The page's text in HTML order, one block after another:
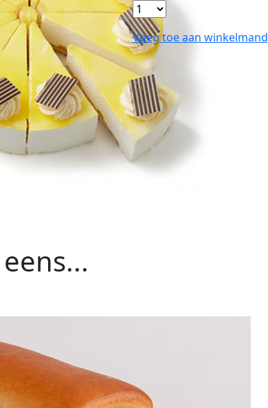
Voeg toe aan winkelmand